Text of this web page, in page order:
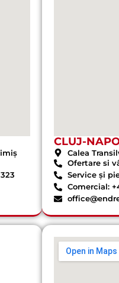
CLUJ-
Calea
Ofertare si
Service și
Comercial: